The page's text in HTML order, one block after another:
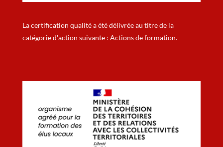
La certification qualité a été délivrée au titre de la
catégorie d'action suivante : Actions de formation.